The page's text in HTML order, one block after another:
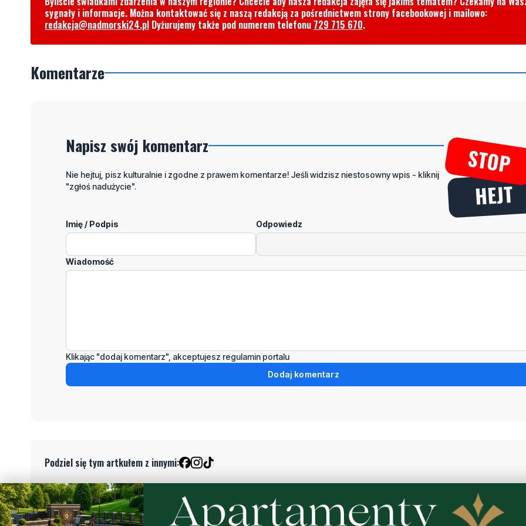
sygnały i informacje. Można kontaktować się z naszą redakcją za pośrednictwem strony facebookowej i mailowo:
redakcja@nadmorski24.pl Dyżurujemy także pod numerem telefonu 729 715 670.
Komentarze
Napisz swój komentarz
Nie hejtuj, pisz kulturalnie i zgodne z prawem komentarze! Jeśli widzisz niestosowny wpis - kliknij
"zgłoś nadużycie".
Imię / Podpis Odpowiedz
Wiadomość
Klikając "dodaj komentarz", akceptujesz regulamin portalu
Dodaj komentarz
Podziel się tym artkułem z innymi:
Czytaj również